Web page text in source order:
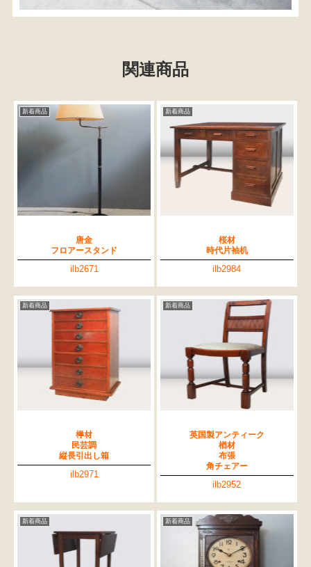
関連商品
新着商品
唐金
フロアースタンド
ilb2671
新着商品
桜材
時代片袖机
ilb2984
新着商品
﨔材
民芸調
縦長引出し箱
ilb2971
新着商品
英国製アンティーク
楢材
布張
角チェアー
ilb2952
新着商品 新着商品